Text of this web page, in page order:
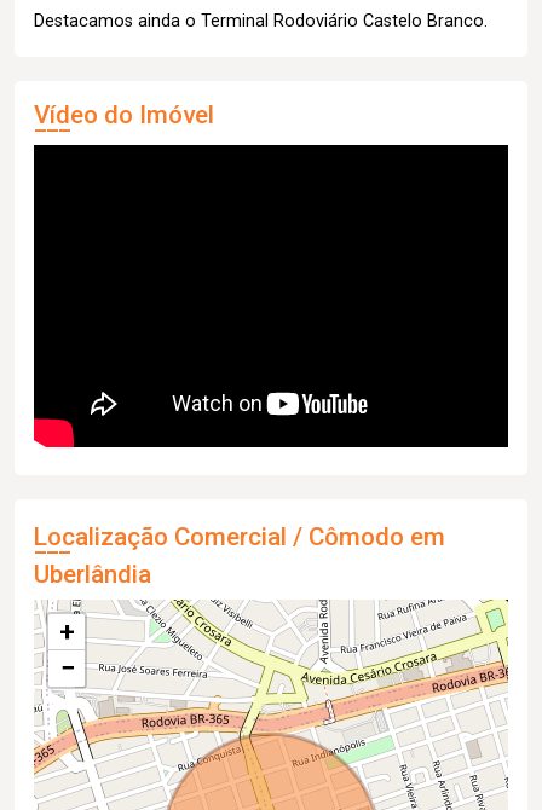
Destacamos ainda o Terminal Rodoviário Castelo Branco.
Vídeo do Imóvel
Localização Comercial / Cômodo em
Uberlândia
+
−